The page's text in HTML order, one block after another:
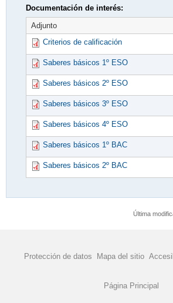
Documentación de interés:
Adjunto
Criterios de calificación
Saberes básicos 1º ESO
Saberes básicos 2º ESO
Saberes básicos 3º ESO
Saberes básicos 4º ESO
Saberes básicos 1º BAC
Saberes básicos 2º BAC
Última
Protección de datos Mapa del sitio
Página Principal